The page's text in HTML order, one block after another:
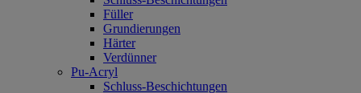
Füller
Grundierungen
Härter
Verdünner
Pu-Acryl
Schluss-Beschichtungen